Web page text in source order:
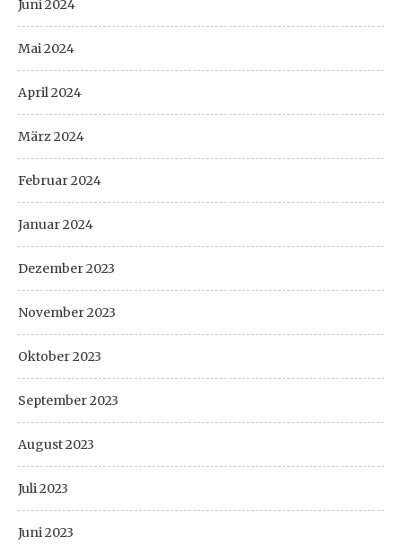
Juni 2024
Mai 2024
April 2024
März 2024
Februar 2024
Januar 2024
Dezember 2023
November 2023
Oktober 2023
September 2023
August 2023
Juli 2023
Juni 2023